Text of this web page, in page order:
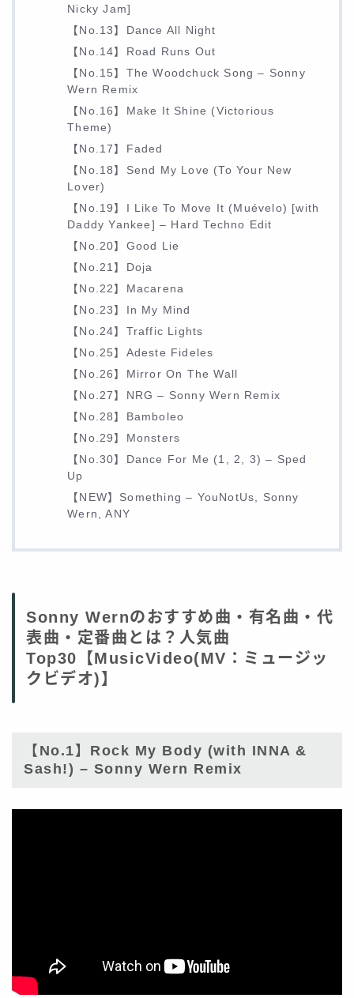
Nicky Jam]
【No.13】Dance All Night
【No.14】Road Runs Out
【No.15】The Woodchuck Song – Sonny
Wern Remix
【No.16】Make It Shine (Victorious
Theme)
【No.17】Faded
【No.18】Send My Love (To Your New
Lover)
【No.19】I Like To Move It (Muévelo) [with
Daddy Yankee] – Hard Techno Edit
【No.20】Good Lie
【No.21】Doja
【No.22】Macarena
【No.23】In My Mind
【No.24】Traffic Lights
【No.25】Adeste Fideles
【No.26】Mirror On The Wall
【No.27】NRG – Sonny Wern Remix
【No.28】Bamboleo
【No.29】Monsters
【No.30】Dance For Me (1, 2, 3) – Sped
Up
【NEW】Something – YouNotUs, Sonny
Wern, ANY
Sonny Wernのおすすめ曲・有名曲・代
表曲・定番曲とは？人気曲
Top30【MusicVideo(MV：ミュージッ
クビデオ)】
【No.1】Rock My Body (with INNA &
Sash!) – Sonny Wern Remix